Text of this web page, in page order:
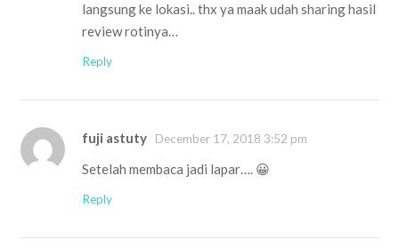
langsung ke lokasi.. thx ya maak udah sharing hasil
review rotinya…
Reply
fuji astuty December 17, 2018 3:52 pm
Setelah membaca jadi lapar…. 😀
Reply